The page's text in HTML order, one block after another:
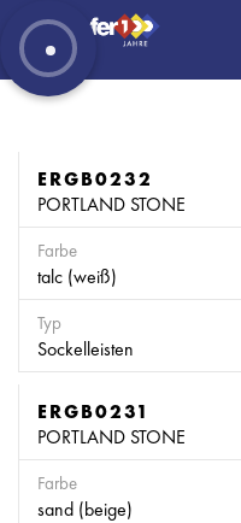
ERGB0232
PORTLAND STONE
Farbe
talc (weiß)
Typ
Sockelleisten
ERGB0231
PORTLAND STONE
Farbe
sand (beige)